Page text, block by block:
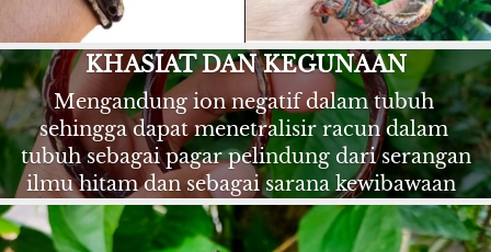
KHASIAT DAN KEGUNAAN
Mengandung ion negatif dalam tubuh
sehingga dapat menetralisir racun dalam
tubuh sebagai pagar pelindung dari serangan
ilmu hitam dan sebagai sarana kewibawaan